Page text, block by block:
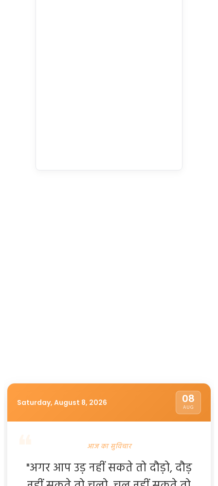
Saturday, August 8, 2026 08
AUG
आज का सुविचार
"अगर आप उड़ नहीं सकते तो दौड़ो, दौड़